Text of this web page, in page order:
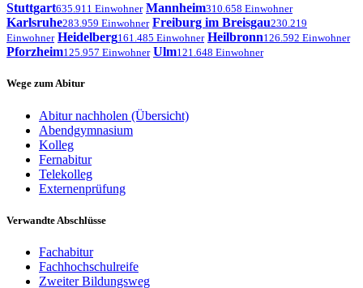
Stuttgart635.911 Einwohner Mannheim310.658 Einwohner
Karlsruhe283.959 Einwohner Freiburg im Breisgau230.219
Einwohner Heidelberg161.485 Einwohner Heilbronn126.592 Einwohner
Pforzheim125.957 Einwohner Ulm121.648 Einwohner
Wege zum Abitur
Abitur nachholen (Übersicht)
Abendgymnasium
Kolleg
Fernabitur
Telekolleg
Externenprüfung
Verwandte Abschlüsse
Fachabitur
Fachhochschulreife
Zweiter Bildungsweg